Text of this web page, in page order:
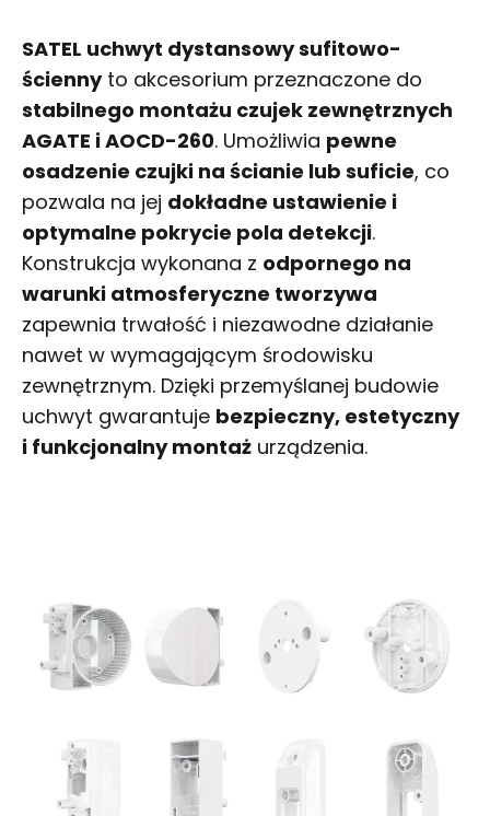
SATEL uchwyt dystansowy sufitowo-
ściennyto akcesorium przeznaczone do
stabilnego montażu czujek zewnętrznych
AGATE i AOCD-260. Umożliwia pewne
osadzenie czujki na ścianie lub suficie, co
pozwala na jej dokładne ustawienie i
optymalne pokrycie pola detekcji.
Konstrukcja wykonana z odpornego na
warunki atmosferyczne tworzywa
zapewnia trwałość i niezawodne działanie
nawet w wymagającym środowisku
zewnętrznym. Dzięki przemyślanej budowie
uchwyt gwarantuje bezpieczny, estetyczny
i funkcjonalny montaż urządzenia.